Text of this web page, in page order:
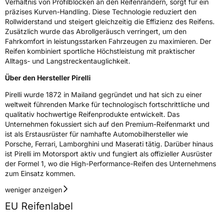
3PMSF / Schneeflockensymbol / Alpine-SymbolNein
EPREL ID 1417986
Allgemeine Produktsicherheit (GPSR)
Pirelli 25 20126 Milano Italien,
consumer.support@pirelli.com
präzises Kurven-Handling. Diese Technologie reduziert den
Rollwiderstand und steigert gleichzeitig die Effizienz des Reifens.
Zusätzlich wurde das Abrollgeräusch verringert, um den
Fahrkomfort in leistungsstarken Fahrzeugen zu maximieren. Der
Reifen kombiniert sportliche Höchstleistung mit praktischer
Alltags- und Langstreckentauglichkeit.
Über den Hersteller Pirelli
Pirelli wurde 1872 in Mailand gegründet und hat sich zu einer
weltweit führenden Marke für technologisch fortschrittliche und
qualitativ hochwertige Reifenprodukte entwickelt. Das
Unternehmen fokussiert sich auf den Premium-Reifenmarkt und
ist als Erstausrüster für namhafte Automobilhersteller wie
Porsche, Ferrari, Lamborghini und Maserati tätig. Darüber hinaus
ist Pirelli im Motorsport aktiv und fungiert als offizieller Ausrüster
der Formel 1, wo die High-Performance-Reifen des Unternehmens
zum Einsatz kommen.
weniger anzeigen
EU Reifenlabel